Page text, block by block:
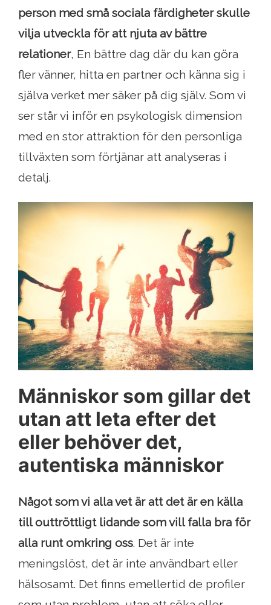
person med små sociala färdigheter skulle
vilja utveckla för att njuta av bättre
relationer, En bättre dag där du kan göra
fler vänner, hitta en partner och känna sig i
själva verket mer säker på dig själv. Som vi
ser står vi inför en psykologisk dimension
med en stor attraktion för den personliga
tillväxten som förtjänar att analyseras i
detalj.
Människor som gillar det
utan att leta efter det
eller behöver det,
autentiska människor
Något som vi alla vet är att det är en källa
till outtröttligt lidande som vill falla bra för
alla runt omkring oss. Det är inte
meningslöst, det är inte användbart eller
hälsosamt. Det finns emellertid de profiler